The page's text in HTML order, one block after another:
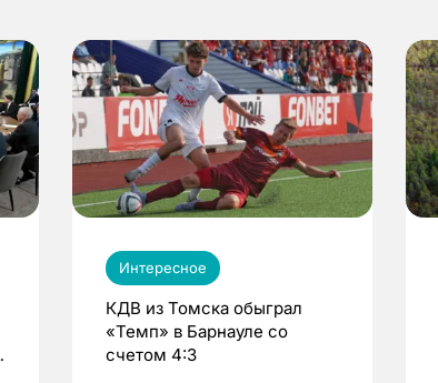
Интересное
КДВ из Томска обыграл
«Темп» в Барнауле со
счетом 4:3